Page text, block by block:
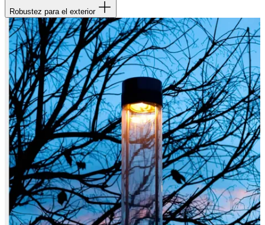
Robustez para el exterior